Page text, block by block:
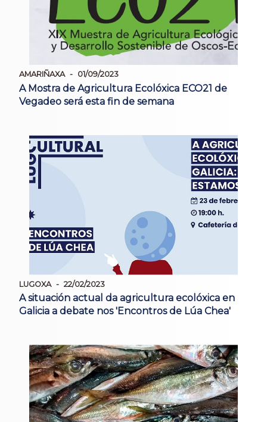
AMARIÑAXA 01/09/2023
A Mostra de Agricultura Ecolóxica ECO21 de
Vegadeo será esta fin de semana
LUGOXA 22/02/2023
A situación actual da agricultura ecolóxica en
Galicia a debate nos 'Encontros de Lúa Chea'